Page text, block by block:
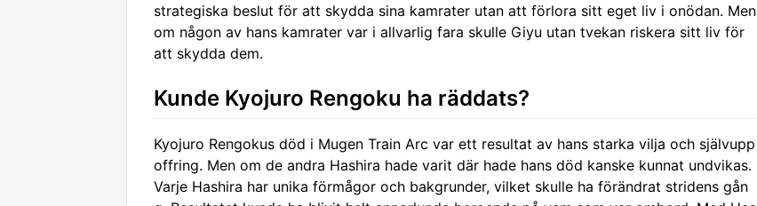
strategiska beslut för att skydda sina kamrater utan att förlora sitt eget liv i onödan. Men
om någon av hans kamrater var i allvarlig fara skulle Giyu utan tvekan riskera sitt liv för
att skydda dem.
Kunde Kyojuro Rengoku ha räddats?
Kyojuro Rengokus död i Mugen Train Arc var ett resultat av hans starka vilja och självupp
offring. Men om de andra Hashira hade varit där hade hans död kanske kunnat undvikas.
Varje Hashira har unika förmågor och bakgrunder, vilket skulle ha förändrat stridens gån